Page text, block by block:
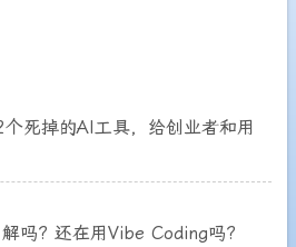
死掉的AI工具，给创业者和用
吗? 还在用Vibe Coding吗?